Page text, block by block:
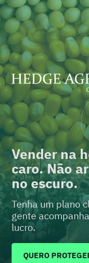
Vender na
caro. Não
no escuro.
Tenha um plano
gente
lucro.
QUERO